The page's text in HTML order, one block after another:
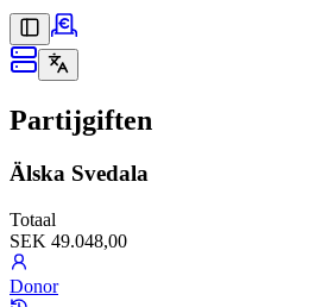
Partijgiften
Älska Svedala
Totaal
SEK 49.048,00
Donor